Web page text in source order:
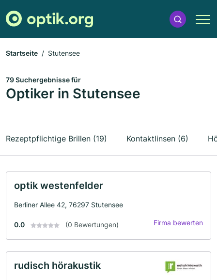
Startseite Stutensee
79 Suchergebnisse für
Optiker in Stutensee
Rezeptpflichtige Brillen (19) Kontaktlinsen (6)
optik westenfelder
Berliner Allee 42, 76297 Stutensee
0.0 (0 Bewertungen) Firma bewerten
rudisch hörakustik